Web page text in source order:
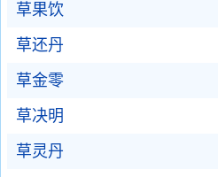
草果饮
草还丹
草金零
草决明
草灵丹